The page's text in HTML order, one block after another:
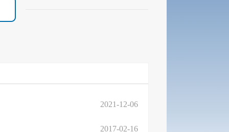
2021-12-06
2017-02-16